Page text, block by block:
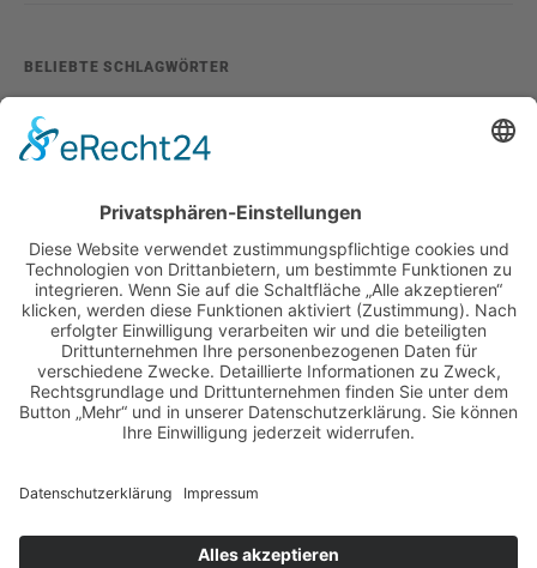
BELIEBTE SCHLAGWÖRTER
burlesque cuba special
girls & legendary us-cars kalender golden oldies
helge thomsen kalender kalender 2021 kalender 2022
kalender releaseparty livestream magazin modern pin-up
monatskalender neuerscheinungen oberhafen oldtimer
oldtimertreffen paula walks peter lemke
pin-up modelcontest print-magazin referenzen
schwarz-weiß fotografie street magazine sway books
tüv hanse gmbh us-cars
veranstaltungen weihnachten weihnachtsfeier